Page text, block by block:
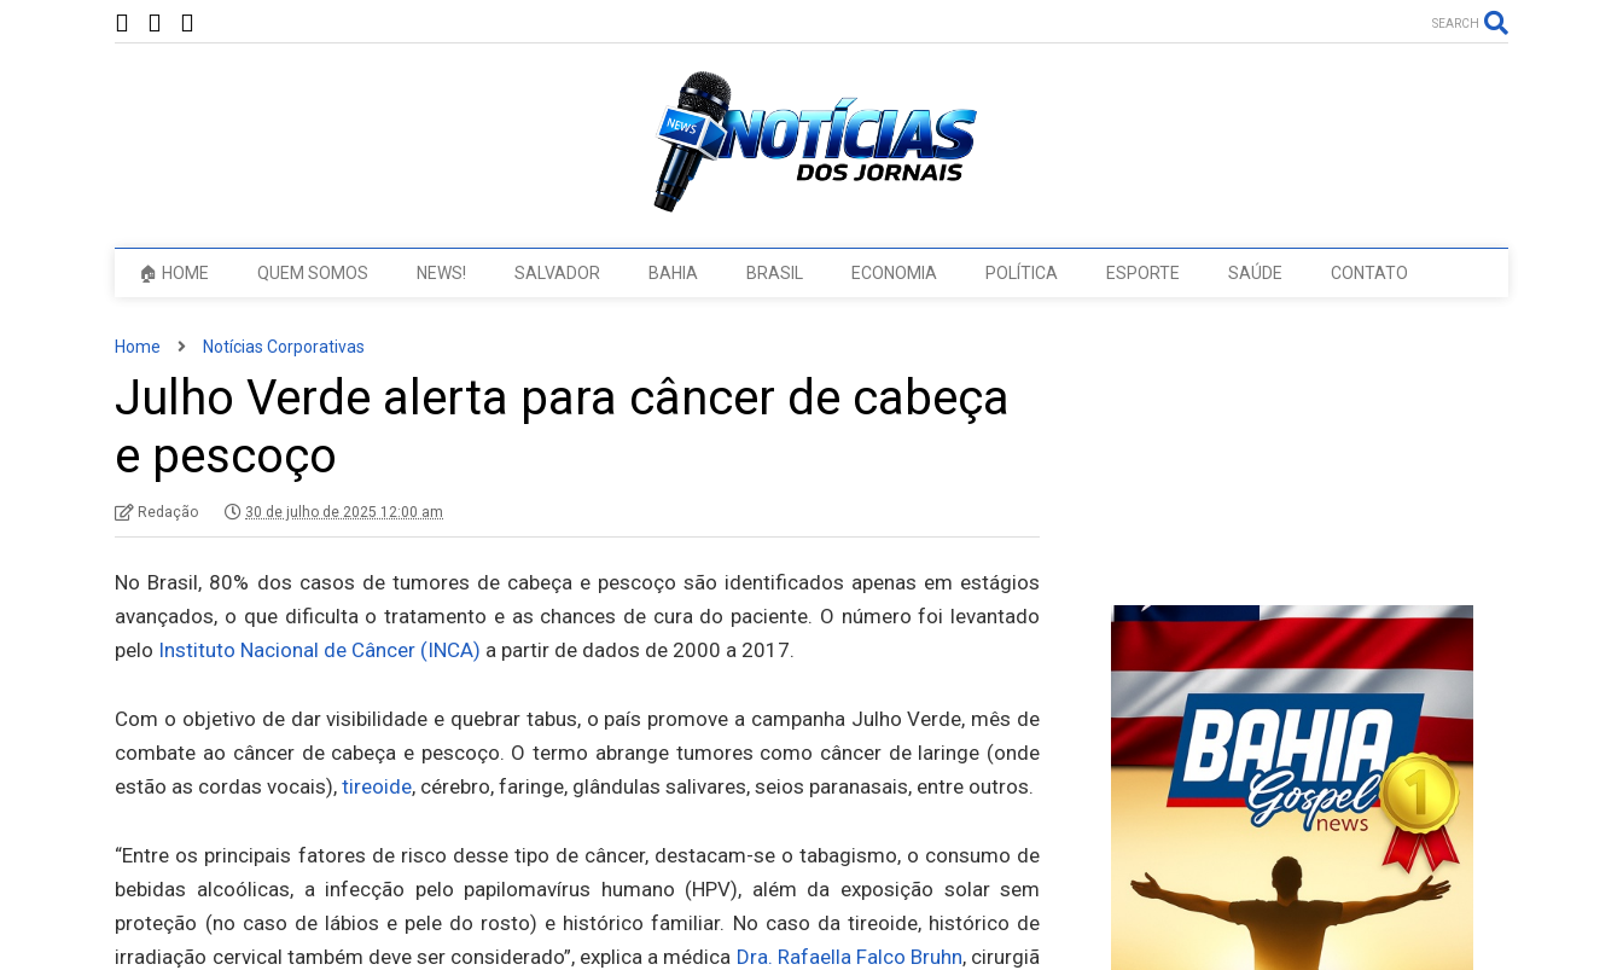
SEARCH
🏠 HOME QUEM SOMOS NEWS! SALVADOR BAHIA BRASIL ECONOMIA POLÍTICA ESPORTE SAÚDE CONTATO
Home Notícias Corporativas
Julho Verde alerta para câncer de cabeça
e pescoço
Redação 30 de julho de 2025 12:00 am
No Brasil, 80% dos casos de tumores de cabeça e pescoço são identificados apenas em estágios
avançados, o que dificulta o tratamento e as chances de cura do paciente. O número foi levantado
pelo Instituto Nacional de Câncer (INCA) a partir de dados de 2000 a 2017.
Com o objetivo de dar visibilidade e quebrar tabus, o país promove a campanha Julho Verde, mês de
combate ao câncer de cabeça e pescoço. O termo abrange tumores como câncer de laringe (onde
estão as cordas vocais),tireoide, cérebro, faringe, glândulas salivares, seios paranasais, entre outros.
“Entre os principais fatores de risco desse tipo de câncer, destacam-se o tabagismo, o consumo de
bebidas alcoólicas, a infecção pelo papilomavírus humano (HPV), além da exposição solar sem
proteção (no caso de lábios e pele do rosto) e histórico familiar. No caso da tireoide, histórico de
irradiação cervical também deve ser considerado”, explica a médica Dra. Rafaella Falco Bruhn, cirurgiã